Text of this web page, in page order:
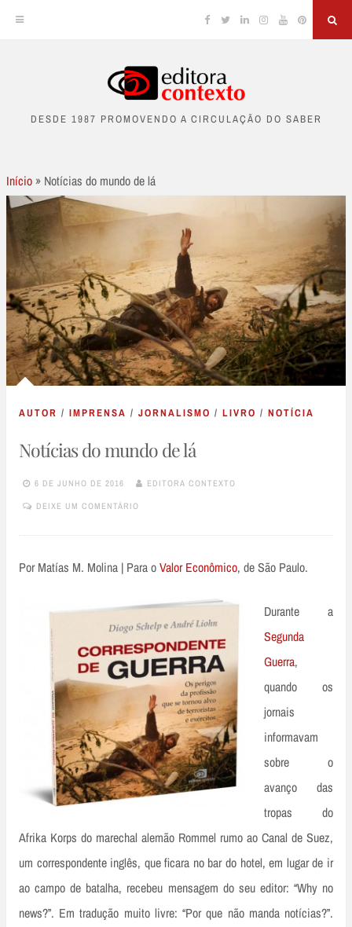
content
Facebook
TwitterLinkedinInstagram
YouTubePinterest
DESDE 1987 PROMOVENDO A CIRCULAÇÃO DO SABER
Início » Notícias do mundo de lá
AUTOR / IMPRENSA / JORNALISMO / LIVRO / NOTÍCIA
Notícias do mundo de lá
6 DE JUNHO DE 2016 EDITORA CONTEXTO
DEIXE UM COMENTÁRIO
Por Matías M. Molina | Para oValor Econômico, de São Paulo.
Durante a
Segunda
Guerra,
quando os
jornais
informavam
sobre o
avanço das
tropas do
Afrika Korps do marechal alemão Rommel rumo ao Canal de Suez,
um correspondente inglês, que ficara no bar do hotel, em lugar de ir
ao campo de batalha, recebeu mensagem do seu editor: “Why no
news?”. Em tradução muito livre: “Por que não manda notícias?”.